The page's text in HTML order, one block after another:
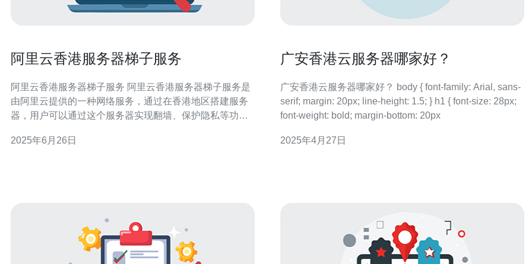
阿里云香港服务器梯子服务
阿里云香港服务器梯子服务 阿里云香港服务器梯子服务是
由阿里云提供的一种网络服务，通过在香港地区搭建服务
器，用户可以通过这个服务器实现翻墙、保护隐私等功
快、稳定。 2. 隐私保护：通过梯子服务，用户可以隐藏真
2025年6月26日
广安香港云服务器哪家好？
广安香港云服务器哪家好？ body { font-family: Arial, sans-
serif; margin: 20px; line-height: 1.5; } h1 { font-size: 28px;
font-weight: bold; margin-bottom: 20px
2025年4月27日